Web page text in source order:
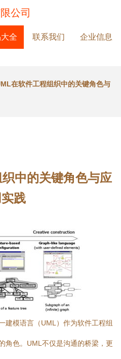
公司
全 联系我们 企业信息
在软件工程组织中的关键角色与
中的关键角色与应
践
建模语言（UML）作为软件工程组
角色。UML不仅是沟通的桥梁，更